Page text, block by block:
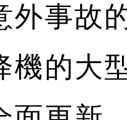
外事故
機的大